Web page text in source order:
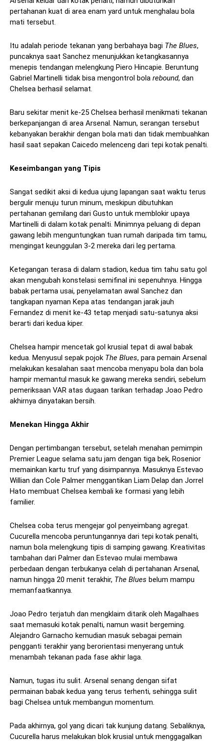
pertahanan kuat di area enam yard untuk menghalau bola
mati tersebut.
Itu adalah periode tekanan yang berbahaya bagi The Blues,
puncaknya saat Sanchez menunjukkan ketangkasannya
menepis tendangan melengkung Piero Hincapie. Beruntung
Gabriel Martinelli tidak bisa mengontrol bola rebound, dan
Chelsea berhasil selamat.
Baru sekitar menit ke-25 Chelsea berhasil menikmati tekanan
berkepanjangan di area Arsenal. Namun, serangan tersebut
kebanyakan berakhir dengan bola mati dan tidak membuahkan
hasil saat sepakan Caicedo melenceng dari tepi kotak penalti.
Keseimbangan yang Tipis
Sangat sedikit aksi di kedua ujung lapangan saat waktu terus
bergulir menuju turun minum, meskipun dibutuhkan
pertahanan gemilang dari Gusto untuk memblokir upaya
Martinelli di dalam kotak penalti. Minimnya peluang di depan
gawang lebih menguntungkan tuan rumah daripada tim tamu,
mengingat keunggulan 3-2 mereka dari leg pertama.
Ketegangan terasa di dalam stadion, kedua tim tahu satu gol
akan mengubah konstelasi semifinal ini sepenuhnya. Hingga
babak pertama usai, penyelamatan awal Sanchez dan
tangkapan nyaman Kepa atas tendangan jarak jauh
Fernandez di menit ke-43 tetap menjadi satu-satunya aksi
berarti dari kedua kiper.
Chelsea hampir mencetak gol krusial tepat di awal babak
kedua. Menyusul sepak pojok The Blues, para pemain Arsenal
melakukan kesalahan saat mencoba menyapu bola dan bola
hampir memantul masuk ke gawang mereka sendiri, sebelum
pemeriksaan VAR atas dugaan tarikan terhadap Joao Pedro
akhirnya dinyatakan bersih.
Menekan Hingga Akhir
Dengan pertimbangan tersebut, setelah menahan pemimpin
Premier League selama satu jam dengan tiga bek, Rosenior
memainkan kartu truf yang disimpannya. Masuknya Estevao
Willian dan Cole Palmer menggantikan Liam Delap dan Jorrel
Hato membuat Chelsea kembali ke formasi yang lebih
familier.
Chelsea coba terus mengejar gol penyeimbang agregat.
Cucurella mencoba peruntungannya dari tepi kotak penalti,
namun bola melengkung tipis di samping gawang. Kreativitas
tambahan dari Palmer dan Estevao mulai membawa
perbedaan dengan terbukanya celah di pertahanan Arsenal,
namun hingga 20 menit terakhir, The Blues belum mampu
memanfaatkannya.
Joao Pedro terjatuh dan mengklaim ditarik oleh Magalhaes
saat memasuki kotak penalti, namun wasit bergeming.
Alejandro Garnacho kemudian masuk sebagai pemain
pengganti terakhir yang berorientasi menyerang untuk
menambah tekanan pada fase akhir laga.
Namun, tugas itu sulit. Arsenal senang dengan sifat
permainan babak kedua yang terus terhenti, sehingga sulit
bagi Chelsea untuk membangun momentum.
Pada akhirnya, gol yang dicari tak kunjung datang. Sebaliknya,
Cucurella harus melakukan blok krusial untuk menggagalkan